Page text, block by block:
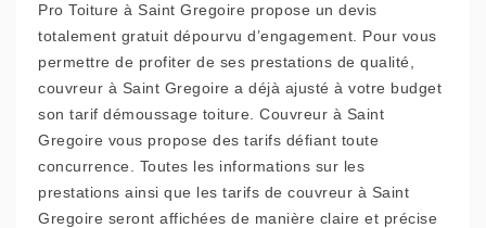
Pro Toiture à Saint Gregoire propose un devis
totalement gratuit dépourvu d’engagement. Pour vous
permettre de profiter de ses prestations de qualité,
couvreur à Saint Gregoire a déjà ajusté à votre budget
son tarif démoussage toiture. Couvreur à Saint
Gregoire vous propose des tarifs défiant toute
concurrence. Toutes les informations sur les
prestations ainsi que les tarifs de couvreur à Saint
Gregoire seront affichées de manière claire et précise